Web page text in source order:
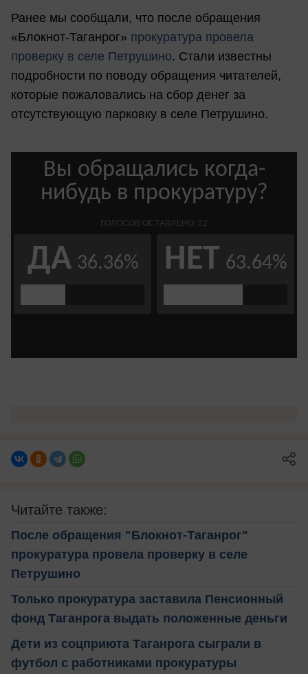
Ранее мы сообщали, что после обращения
«Блокнот-Таганрог» прокуратура провела
проверку в селе Петрушино. Стали известны
подробности по поводу обращения читателей,
которые пожаловались на сбор денег за
отсутствующую парковку в селе Петрушино.
Читайте также:
После обращения "Блокнот-Таганрог"
прокуратура провела проверку в селе
Петрушино
Только прокуратура заставила Пенсионный
фонд Таганрога выдать положенные деньги
Дети из соцприюта Таганрога сыграли в
футбол с работниками прокуратуры